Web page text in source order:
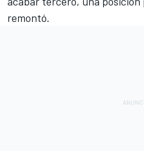
remontó.